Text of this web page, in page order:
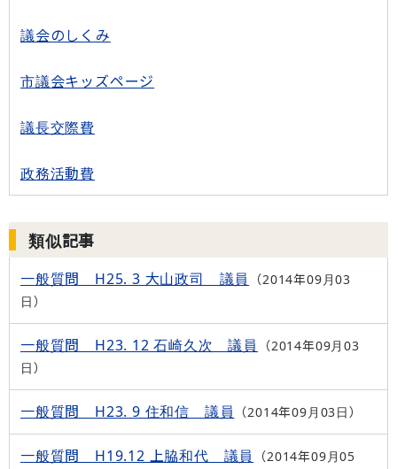
議会のしくみ
市議会キッズページ
議長交際費
政務活動費
類似記事
一般質問 H25. 3 大山政司 議員
2014年09月03
日
一般質問 H23. 12 石崎久次 議員
2014年09月03
日
一般質問 H23. 9 住和信 議員 2014年09月03日
一般質問 H19.12 上脇和代 議員
2014年09月05